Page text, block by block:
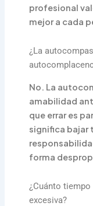
profesional
mejor a cada
¿La
No. La
amabilidad
que errar es
significa bajar
forma
¿Cuánto
excesiva?